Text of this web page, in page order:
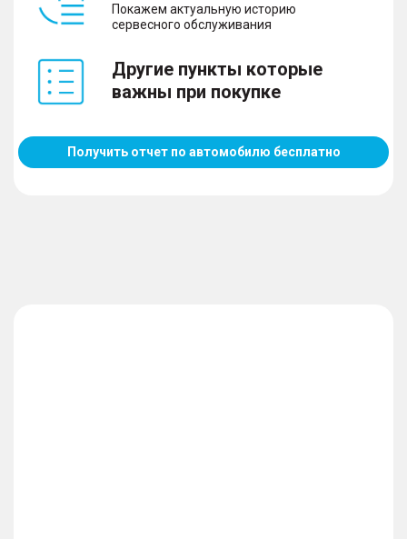
Покажем актуальную историю
сервесного обслуживания
Другие пункты которые
важны при покупке
Получить отчет по автомобилю бесплатно